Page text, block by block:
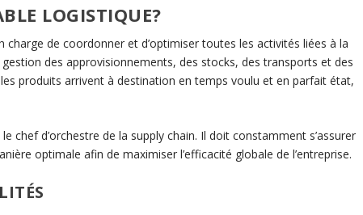
LOGISTIQUE?
charge de coordonner et d’optimiser toutes les activités liées à la
gestion des approvisionnements, des stocks, des transports et des
produits arrivent à destination en temps voulu et en parfait état,
chef d’orchestre de la supply chain. Il doit constamment s’assurer
optimale afin de maximiser l’efficacité globale de l’entreprise.